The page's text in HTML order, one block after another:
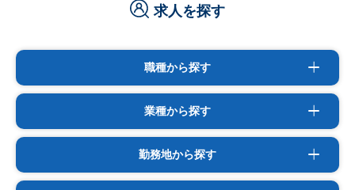
求人を探す
職種から探す
業種から探す
勤務地から探す